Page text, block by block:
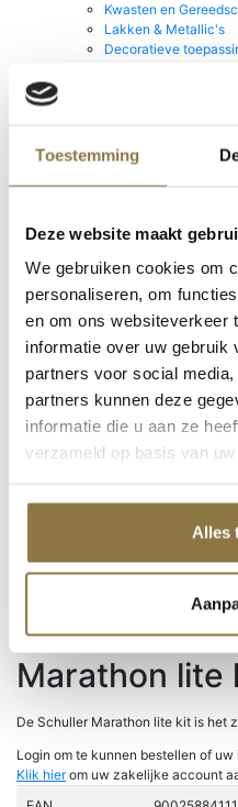
Toestemming
Deze website maakt
We gebruiken cookies om
personaliseren, om
en om ons websiteverkeer
informatie over uw gebruik
partners voor social
partners kunnen deze
informatie die u aan ze
verzameld op basis van
Alles
Kwasten en
Lakken & Metallic's
Decoratieve
Wax Polishes
Go!Paint Roll & Go
Staalmeester Kwasten
Producten van Rust-oleum
Producten van Rust-
Prochemko
Rust-oleum / Mathys
Grondverven
Super-Fix
Producten van Zinsser
Productcategorieën
Marathon lite
De Schuller Marathon lite kit is het
Login om te kunnen bestellen of
Klik hierom uw zakelijke account